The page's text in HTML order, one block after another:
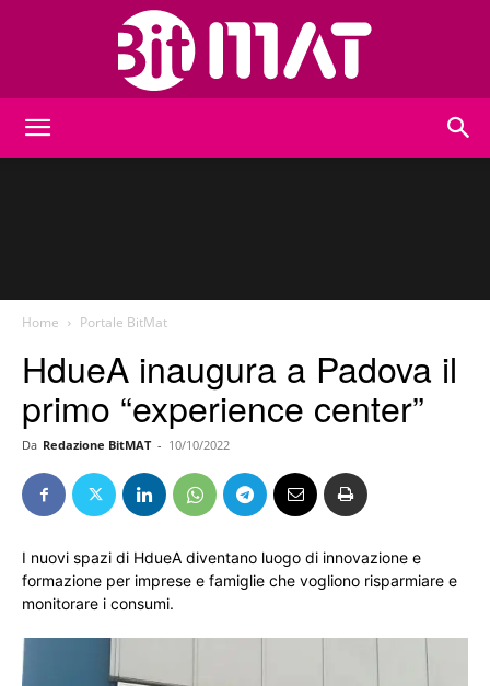
Home Portale BitMat
HdueA inaugura a Padova il
primo “experience center”
Da Redazione BitMAT - 10/10/2022
I nuovi spazi di HdueA diventano luogo di innovazione e
formazione per imprese e famiglie che vogliono risparmiare e
monitorare i consumi.